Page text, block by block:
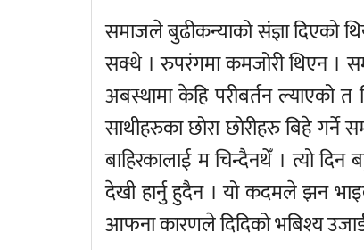
समाजले बुढीकन्याको संज्ञा दिएको
सक्थे । रुपरंगमा कमजोरी थिएन ।
अबस्थामा केहि परीबर्तन ल्याएको
साथीहरुका छोरा छोरीहरु बिहे
बाहिरकालाई म चिन्दैनथेँ । त्यो
देखी हार्नु हुदैन । यो कदमले झन
आफना कारणले दिदिको भबिश्य